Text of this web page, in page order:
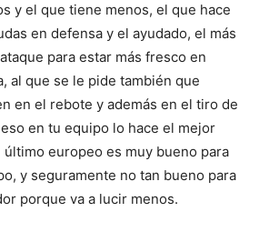
y el que tiene menos, el que hace
en defensa y el ayudado, el más
para estar más fresco en
al que se le pide también que
en el rebote y además en el tiro de
en tu equipo lo hace el mejor
europeo es muy bueno para
y seguramente no tan bueno para
porque va a lucir menos.